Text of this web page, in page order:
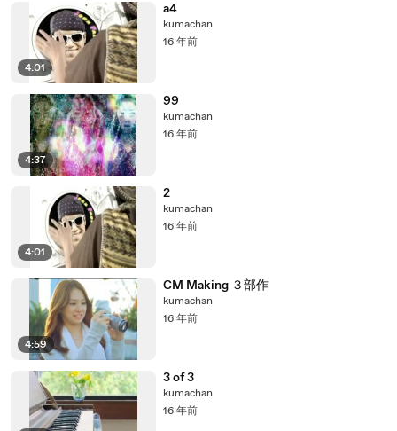
4:01
a4
kumachan
16 年前
4:37
99
kumachan
16 年前
4:01
2
kumachan
16 年前
4:59
CM Making ３部作
kumachan
16 年前
3 of 3
kumachan
16 年前